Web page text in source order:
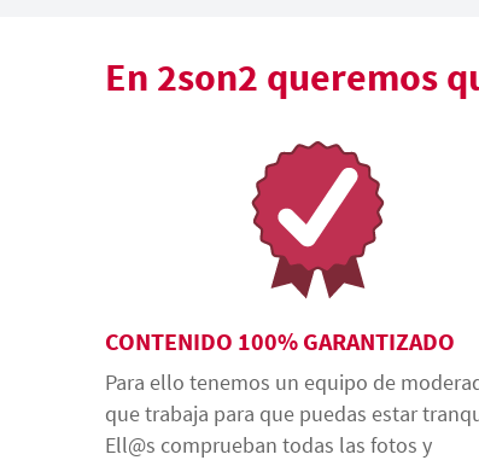
En 2son2 queremos
CONTENIDO 100% GARANTIZADO
Para ello tenemos un equipo de
que trabaja para que puedas estar
Ell@s comprueban todas las fotos y